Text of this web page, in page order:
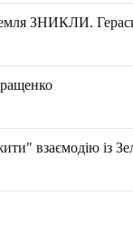
ЗНИКЛИ.
взаємодію із